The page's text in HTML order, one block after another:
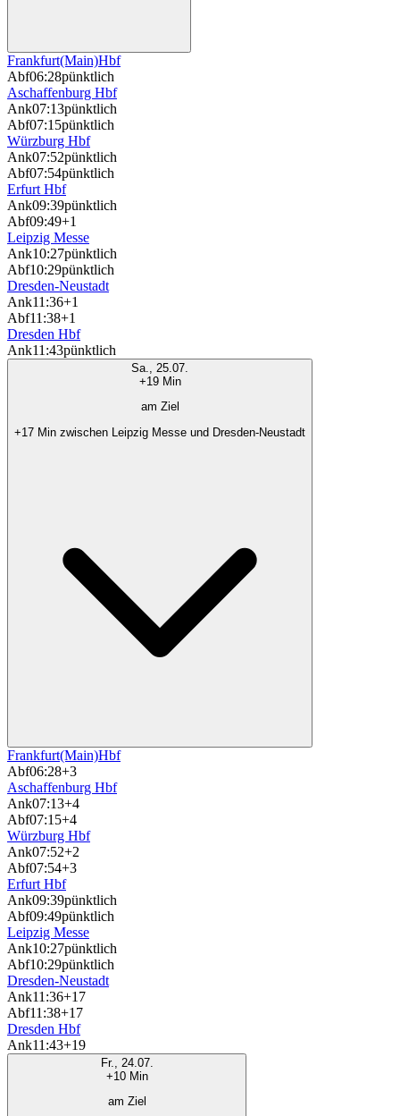
Frankfurt(Main)Hbf
Abf06:28pünktlich
Aschaffenburg Hbf
Ank07:13pünktlich
Abf07:15pünktlich
Würzburg Hbf
Ank07:52pünktlich
Abf07:54pünktlich
Erfurt Hbf
Ank09:39pünktlich
Abf09:49+1
Leipzig Messe
Ank10:27pünktlich
Abf10:29pünktlich
Dresden-Neustadt
Ank11:36+1
Abf11:38+1
Dresden Hbf
Ank11:43pünktlich
Sa., 25.07.
+19 Min
am Ziel
+17 Min zwischen Leipzig Messe und Dresden-Neustadt
Frankfurt(Main)Hbf
Abf06:28+3
Aschaffenburg Hbf
Ank07:13+4
Abf07:15+4
Würzburg Hbf
Ank07:52+2
Abf07:54+3
Erfurt Hbf
Ank09:39pünktlich
Abf09:49pünktlich
Leipzig Messe
Ank10:27pünktlich
Abf10:29pünktlich
Dresden-Neustadt
Ank11:36+17
Abf11:38+17
Dresden Hbf
Ank11:43+19
Fr., 24.07.
+10 Min
am Ziel